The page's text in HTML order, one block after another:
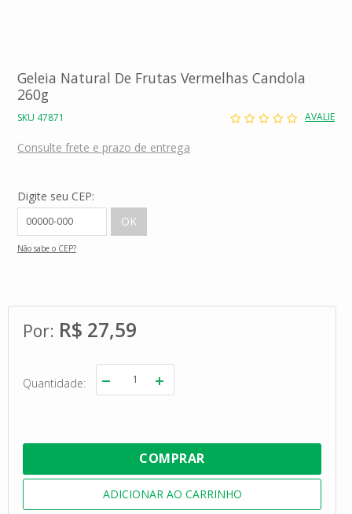
Geleia Natural De Frutas Vermelhas Candola
260g
SKU 47871 AVALIE
Consulte frete e prazo de entrega
Digite seu CEP:
Não sabe o CEP?
R$ 27,59
Quantidade